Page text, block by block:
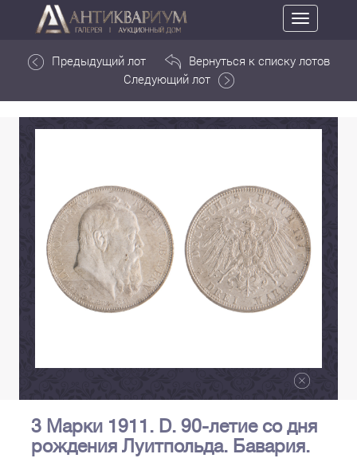
Toggle
navigation
Предыдущий лот
Вернуться к списку лотов
Следующий лот
3 Марки 1911. D. 90-летие со дня
рождения Луитпольда. Бавария.